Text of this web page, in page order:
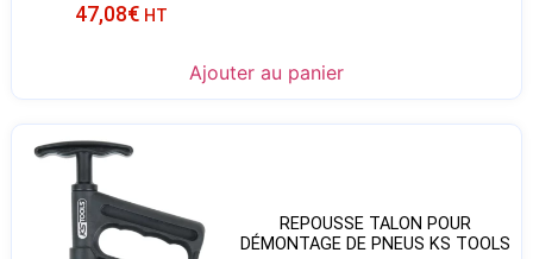
47,08€ HT
Ajouter au panier
REPOUSSE TALON POUR
DÉMONTAGE DE PNEUS KS TOOLS